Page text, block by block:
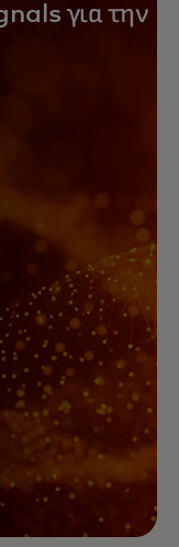
για την
tab